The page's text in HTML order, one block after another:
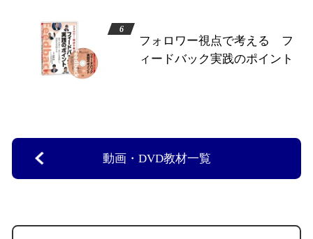
フォロワー視点で考える フ
ィードバック実践のポイント
動画・DVD教材一覧